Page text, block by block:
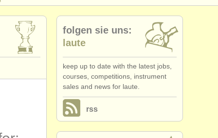
folgen sie uns:
laute
keep up to date with the latest jobs,
courses, competitions, instrument
sales and news for laute.
rss